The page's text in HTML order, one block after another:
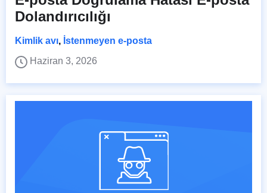
Dolandırıcılığı
Kimlik avı, İstenmeyen e-posta
Haziran 3, 2026